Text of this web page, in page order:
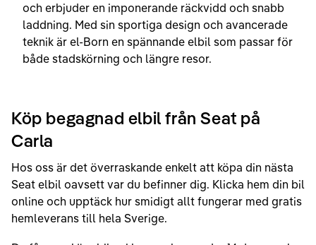
och erbjuder en imponerande räckvidd och snabb
laddning. Med sin sportiga design och avancerade
teknik är el-Born en spännande elbil som passar för
både stadskörning och längre resor.
Köp begagnad elbil från Seat på
Carla
Hos oss är det överraskande enkelt att köpa din nästa
Seat elbil oavsett var du befinner dig. Klicka hem din bil
online och upptäck hur smidigt allt fungerar med gratis
hemleverans till hela Sverige.